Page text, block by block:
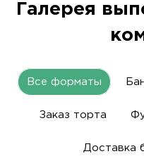
Галерея
Все форматы
Заказ торта
Доставка